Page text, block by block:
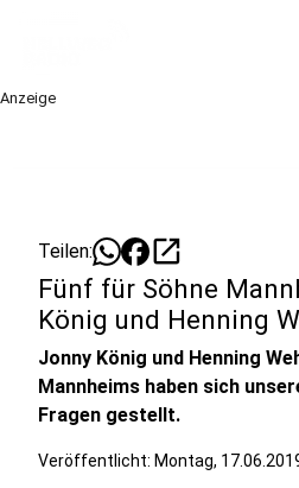
Anzeige
Teilen: open_in_new
Fünf für Söhne
König und Henning
Jonny König und Henning
Mannheims haben sich
Fragen gestellt.
Veröffentlicht: Montag,